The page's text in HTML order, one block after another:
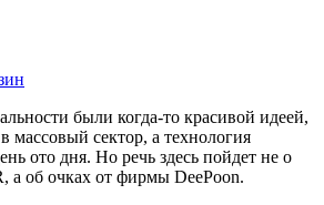
были когда-то красивой идеей,
массовый сектор, а технология
ото дня. Но речь здесь пойдет не о
а об очках от фирмы DeePoon.